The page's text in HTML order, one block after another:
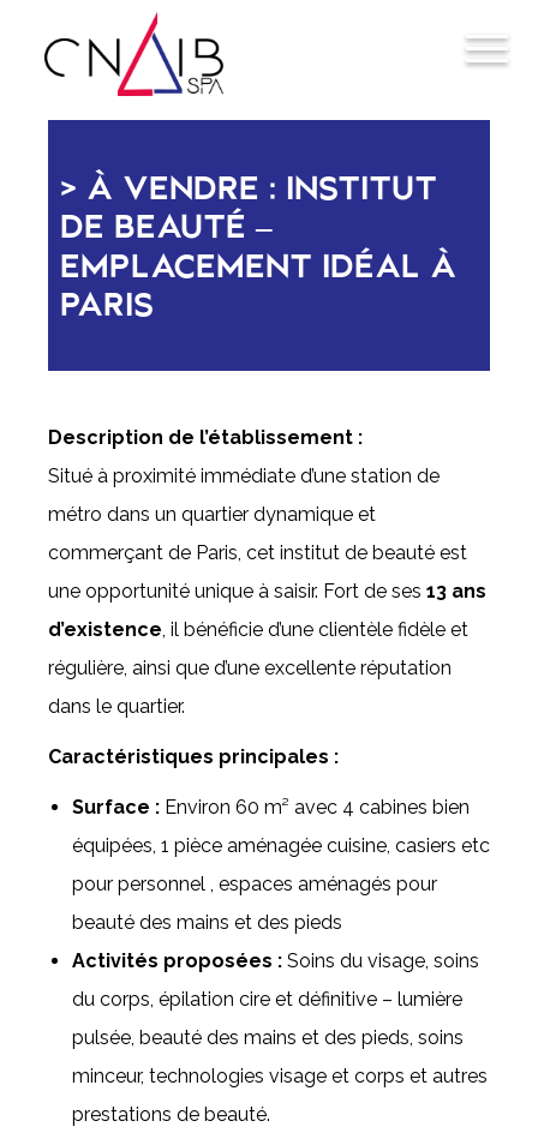
À VENDRE : INSTITUT
DE BEAUTÉ –
EMPLACEMENT IDÉAL À
PARIS
Description de l’établissement :
Situé à proximité immédiate d’une station de
métro dans un quartier dynamique et
commerçant de Paris, cet institut de beauté est
une opportunité unique à saisir. Fort de ses 13 ans
d’existence, il bénéficie d’une clientèle fidèle et
régulière, ainsi que d’une excellente réputation
dans le quartier.
Caractéristiques principales :
Surface : Environ 60 m² avec 4 cabines bien
équipées, 1 pièce aménagée cuisine, casiers etc
pour personnel , espaces aménagés pour
beauté des mains et des pieds
Activités proposées : Soins du visage, soins
du corps, épilation cire et définitive – lumière
pulsée, beauté des mains et des pieds, soins
minceur, technologies visage et corps et autres
prestations de beauté.